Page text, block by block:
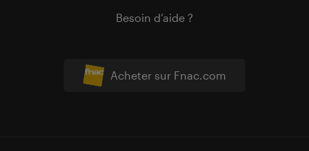
Acheter sur Fnac.com
Besoin d’aide ?